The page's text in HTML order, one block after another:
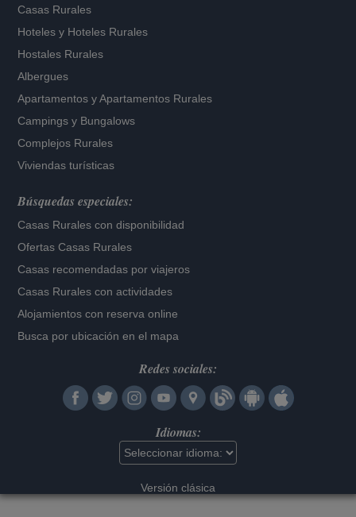
Casas Rurales
Hoteles y Hoteles Rurales
Hostales Rurales
Albergues
Apartamentos yApartamentos Rurales
Campings y Bungalows
Complejos Rurales
Viviendas turísticas
Búsquedas especiales:
Casas Rurales con disponibilidad
Ofertas Casas Rurales
Casas recomendadas por viajeros
Casas Rurales con actividades
Alojamientos con reserva online
Busca por ubicación en el mapa
Redes sociales:
Idiomas:
Versión clásica